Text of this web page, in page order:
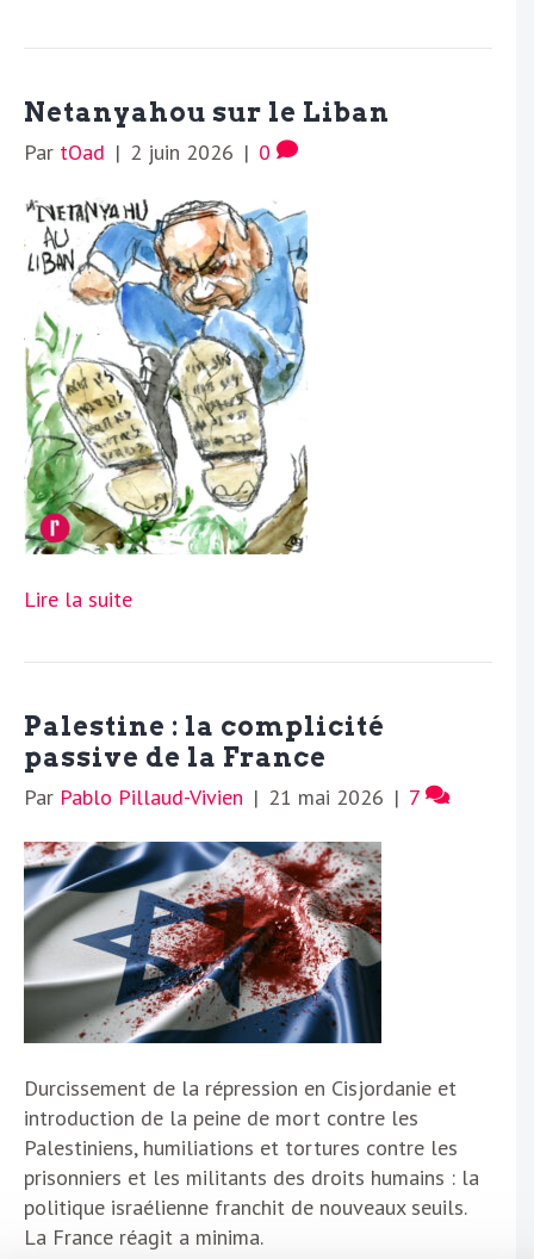
Netanyahou sur le Liban
Par tOad | 2 juin 2026 | 0
Lire la suite
Palestine : la complicité
passive de la France
Par Pablo Pillaud-Vivien | 21 mai 2026 | 7
Durcissement de la répression en Cisjordanie et
introduction de la peine de mort contre les
Palestiniens, humiliations et tortures contre les
prisonniers et les militants des droits humains : la
politique israélienne franchit de nouveaux seuils.
La France réagit a minima.